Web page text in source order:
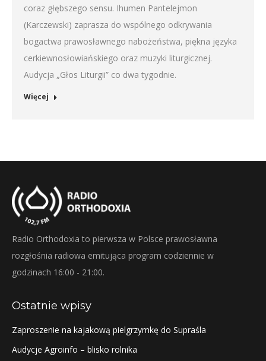
coraz głębszego sensu. Ihumen Pantelejmon
(Karczewski) zaprasza do wspólnego odkrywania
bogactwa prawosławnego nabożeństwa, piękna języka
cerkiewnosłowiańskiego oraz muzyki liturgicznej.
Audycja „Głos Liturgii” co dwa tygodnie.
Więcej
Radio Orthodoxia to pierwsza w Polsce prawosławna
rozgłośnia radiowa emitująca program codziennie w
godzinach 16:00 - 21:00.
Ostatnie wpisy
Zaproszenie na kajakową pielgrzymkę do Supraśla
Audycje Agroinfo – blisko rolnika